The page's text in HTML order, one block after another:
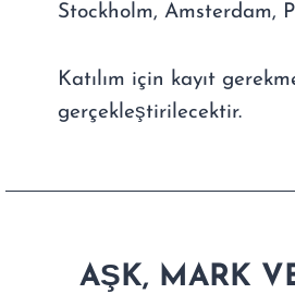
Stockholm, Amsterdam,
Katılım için kayıt
gerçekleştirilecektir.
AŞK, MARK